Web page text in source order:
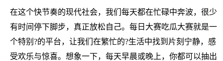
在这个快节奏的现代社会，我们每天都在忙碌中奔波，很少
有时间停下脚步，真正放松自己。每日大赛吃瓜大赛就是一
个特别?的平台，让我们在繁忙的?生活中找到片刻宁静，感
受欢乐与惊喜。想象一下，每天早晨或晚上，你都可以抽出